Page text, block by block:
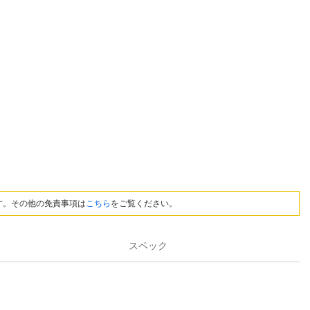
その他の免責事項はこちら をご覧ください。
スペック